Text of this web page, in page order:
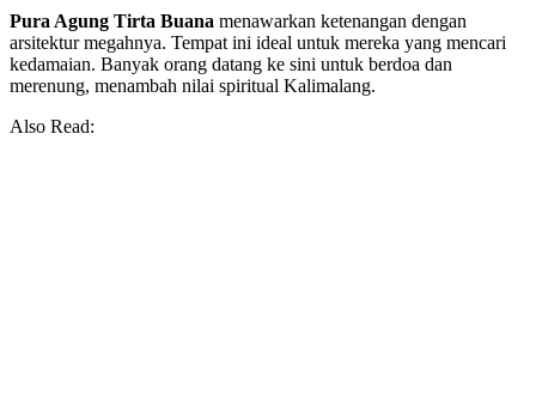
Pura Agung Tirta Buana menawarkan ketenangan dengan
arsitektur megahnya. Tempat ini ideal untuk mereka yang mencari
kedamaian. Banyak orang datang ke sini untuk berdoa dan
merenung, menambah nilai spiritual Kalimalang.
Also Read: